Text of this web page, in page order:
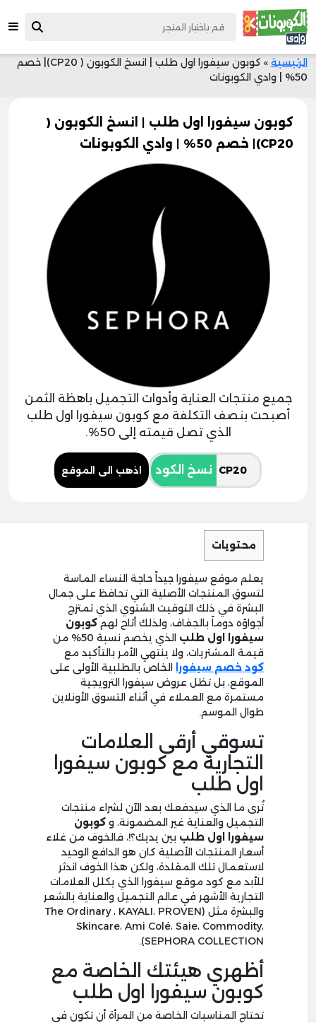
الرئيسية »
كوبون سيفورا اول طلب | انسخ الكوبون ( CP20)| خصم
50% | وادي الكوبونات
كوبون سيفورا اول طلب | انسخ الكوبون (
CP20)| خصم 50% | وادي الكوبونات
جميع منتجات العناية وأدوات التجميل باهظة الثمن
أصبحت بنصف التكلفة مع كوبون سيفورا اول طلب
الذي تصل قيمته إلى 50%.
نسخ الكود اذهب الى الموقع
محتويات
يعلم موقع سيفورا جيداً حاجة النساء الماسة
لتسوق المنتجات الأصلية التي تحافظ على جمال
البشرة في ذلك التوقيت الشتوي الذي تمتزج
أجواؤه دوماً بالجفاف، ولذلك أتاح لهم كوبون
سيفورا اول طلب
الذي يخصم نسبة 50% من
قيمة المشتريات، ولا ينتهي الأمر بالتأكيد مع
كود خصم سيفورا الخاص بالطلبية الأولى على
الموقع، بل تظل عروض سيفورا الترويجية
مستمرة مع العملاء في أثناء التسوق الأونلاين
طوال الموسم.
تسوقي أرقى العلامات
التجارية مع كوبون سيفورا
اول طلب
تُرى ما الذي سيدفعك بعد الآن لشراء منتجات
التجميل والعناية غير المضمونة، و كوبون
سيفورا اول طلب بين يديك؟!، فالخوف من غلاء
أسعار المنتجات الأصلية كان هو الدافع الوحيد
لاستعمال تلك المقلدة، ولكن هذا الخوف اندثر
للأبد مع كود موقع سيفورا الذي يكلل العلامات
التجارية الأشهر في عالم التجميل والعناية بالشعر
والبشرة مثل (The Ordinary ، KAYALI، PROVEN
Skincare، Ami Colé، Saie، Commodity،
SEPHORA COLLECTION).
أظهري هيئتك الخاصة مع
كوبون سيفورا اول طلب
تحتاج المناسبات الخاصة من المرأة أن تكون في